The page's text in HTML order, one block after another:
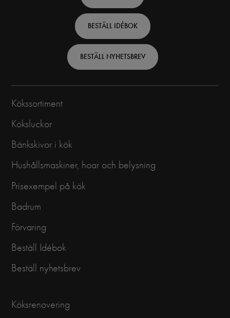
Swedish
BESTÄLL IDÉBOK
BESTÄLL NYHETSBREV
Kökssortiment
Köksluckor
Bänkskivor i kök
Hushållsmaskiner, hoar och belysning
Prisexempel på kök
Badrum
Förvaring
Beställ Idébok
Beställ nyhetsbrev
Köksrenovering